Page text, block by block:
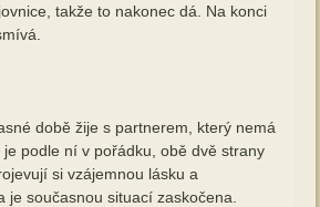
takže to nakonec dá. Na konci
době žije s partnerem, který nemá
podle ní v pořádku, obě dvě strany
si vzájemnou lásku a
je současnou situací zaskočena.